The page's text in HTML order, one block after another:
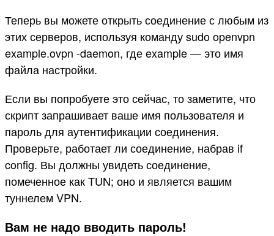
Теперь вы можете открыть соединение с любым из
этих серверов, используя команду sudo openvpn
example.ovpn -daemon, где example — это имя
файла настройки.
Если вы попробуете это сейчас, то заметите, что
скрипт запрашивает ваше имя пользователя и
пароль для аутентификации соединения.
Проверьте, работает ли соединение, набрав if
config. Вы должны увидеть соединение,
помеченное как TUN; оно и является вашим
туннелем VPN.
Вам не надо вводить пароль!